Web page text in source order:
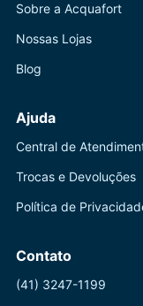
Sobre a Acquafort
Nossas Lojas
Blog
Ajuda
Central de
Trocas e Devoluções
Política de
Contato
(41) 3247-1199